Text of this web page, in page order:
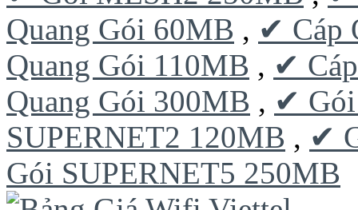
Quang Gói 60MB , ✔ Cáp
Quang Gói 110MB , ✔
Quang Gói 300MB , ✔ Gói
SUPERNET2 120MB , ✔
Gói SUPERNET5 250MB